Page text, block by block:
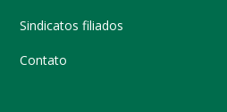
Sindicatos filiados
Contato